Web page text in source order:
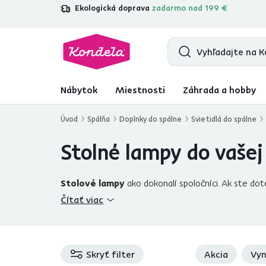
Ekologická doprava zadarmo nad 199 €
4,7 31 285overených produktových
Nábytok Miestnosti Záhrada a hobby
Úvod Spálňa Doplnky do spálne Svietidlá do spálne
Stolné lampy do
Stolové lampy ako dokonalí spoločníci. Ak ste
Stolné lampy sú doplnkom, ktorý by dnes
inú vec, ktorú využívate každý deň? Vzhľadom na
dotykové lampy na baterky, stmievateľné,
Čítať viac
Skryť filter Akcia